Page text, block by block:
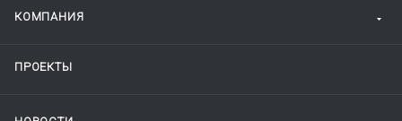
КОМПАНИЯ
ПРОЕКТЫ